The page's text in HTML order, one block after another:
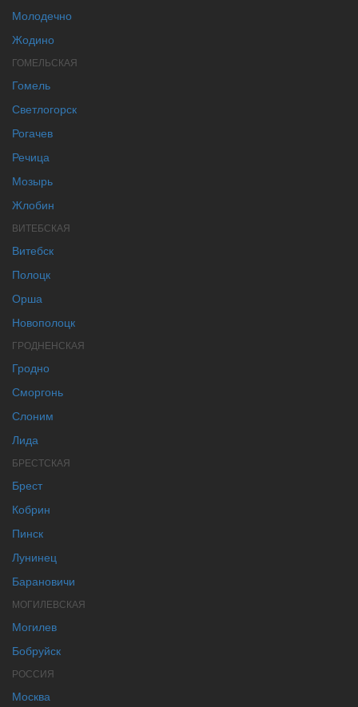
Молодечно
Жодино
ГОМЕЛЬСКАЯ
Гомель
Светлогорск
Рогачев
Речица
Мозырь
Жлобин
ВИТЕБСКАЯ
Витебск
Полоцк
Орша
Новополоцк
ГРОДНЕНСКАЯ
Гродно
Сморгонь
Слоним
Лида
БРЕСТСКАЯ
Брест
Кобрин
Пинск
Лунинец
Барановичи
МОГИЛЕВСКАЯ
Могилев
Бобруйск
РОССИЯ
Москва